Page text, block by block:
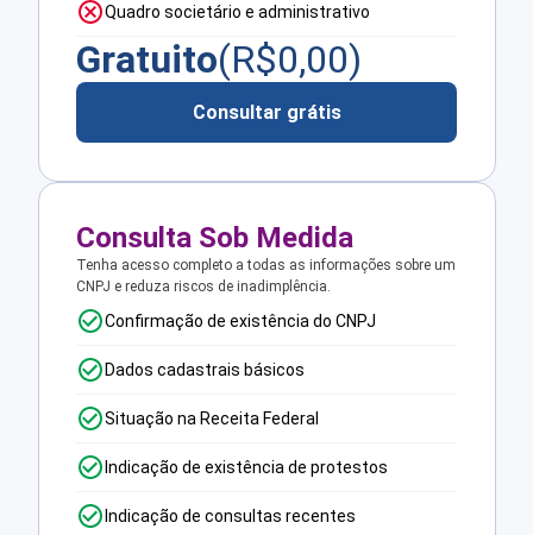
Quadro societário e administrativo
Gratuito(R$0,00)
Consultar grátis
Consulta Sob Medida
Tenha acesso completo a todas as informações sobre um
CNPJ e reduza riscos de inadimplência.
Confirmação de existência do CNPJ
Dados cadastrais básicos
Situação na Receita Federal
Indicação de existência de protestos
Indicação de consultas recentes